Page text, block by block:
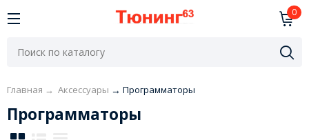
0
Главная → Аксессуары → Программаторы
Программаторы